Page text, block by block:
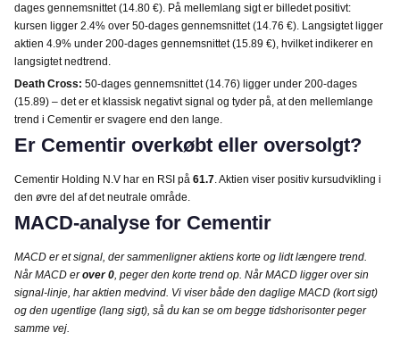
dages gennemsnittet (14.80 €). På mellemlang sigt er billedet positivt:
kursen ligger 2.4% over 50-dages gennemsnittet (14.76 €). Langsigtet ligger
aktien 4.9% under 200-dages gennemsnittet (15.89 €), hvilket indikerer en
langsigtet nedtrend.
Death Cross: 50-dages gennemsnittet (14.76) ligger under 200-dages
(15.89) – det er et klassisk negativt signal og tyder på, at den mellemlange
trend i Cementir er svagere end den lange.
Er Cementir overkøbt eller oversolgt?
Cementir Holding N.V har en RSI på 61.7 . Aktien viser positiv kursudvikling i
den øvre del af det neutrale område.
MACD-analyse for Cementir
MACD er et signal, der sammenligner aktiens korte og lidt længere trend.
Når MACD erover 0 , peger den korte trend op. Når MACD ligger over sin
signal-linje, har aktien medvind. Vi viser både den daglige MACD (kort sigt)
og den ugentlige (lang sigt), så du kan se om begge tidshorisonter peger
samme vej.